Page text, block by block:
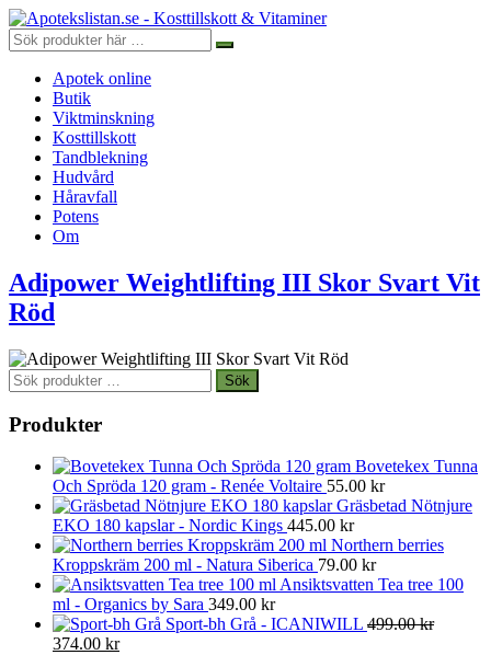
Apotek online
Butik
Viktminskning
Kosttillskott
Tandblekning
Hudvård
Håravfall
Potens
Om
Adipower Weightlifting III Skor Svart Vit
Röd
Sök
efter:
Sök
Produkter
Bovetekex Tunna
Och Spröda 120 gram - Renée Voltaire 55.00 kr
Gräsbetad Nötnjure
EKO 180 kapslar - Nordic Kings 445.00 kr
Northern berries
Kroppskräm 200 ml - Natura Siberica 79.00 kr
Ansiktsvatten Tea tree 100
ml - Organics by Sara 349.00 kr
Sport-bh Grå - ICANIWILL 499.00kr
Det
374.00 krDet